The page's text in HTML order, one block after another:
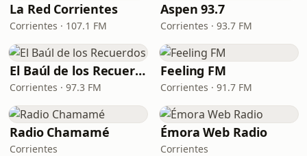
La Red Corrientes
Corrientes · 107.1 FM
Aspen 93.7
Corrientes · 93.7 FM
El Baúl de los Recuerdos
Corrientes · 97.3 FM
Feeling FM
Corrientes · 91.7 FM
Radio Chamamé
Corrientes
Émora Web Radio
Corrientes